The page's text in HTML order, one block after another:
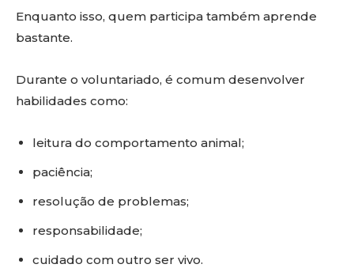
Enquanto isso, quem participa também aprende
bastante.
Durante o voluntariado, é comum desenvolver
habilidades como:
leitura do comportamento animal;
paciência;
resolução de problemas;
responsabilidade;
cuidado com outro ser vivo.